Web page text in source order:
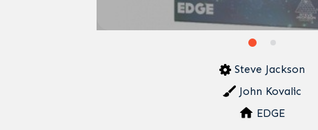
Steve Jackson
John Kovalic
EDGE